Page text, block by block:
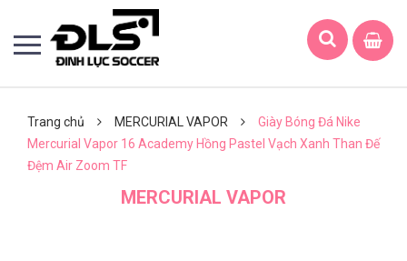
Trang chủ MERCURIAL VAPOR
Giày Bóng Đá Nike
Mercurial Vapor 16 Academy Hồng Pastel Vạch Xanh Than Đế
Đệm Air Zoom TF
MERCURIAL VAPOR